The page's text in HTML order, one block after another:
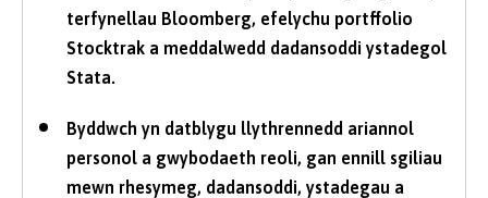
terfynellau Bloomberg, efelychu portffolio
Stocktrak a meddalwedd dadansoddi ystadegol
Stata.
Byddwch yn datblygu llythrennedd ariannol
personol a gwybodaeth reoli, gan ennill sgiliau
mewn rhesymeg, dadansoddi, ystadegau a